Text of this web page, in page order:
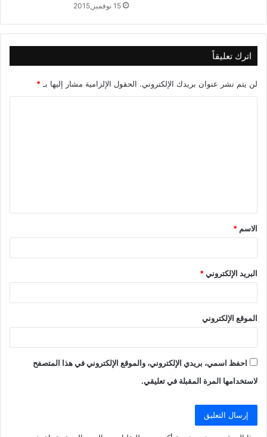
15 نوفمبر,2015
اترك تعليقاً
لن يتم نشر عنوان بريدك الإلكتروني. الحقول الإلزامية مشار إليها بـ*
ق
*
الاسم *
البريد الإلكتروني*
الموقع الإلكتروني
احفظ اسمي، بريدي الإلكتروني، والموقع الإلكتروني في هذا المتصفح
لاستخدامها المرة المقبلة في تعليقي.